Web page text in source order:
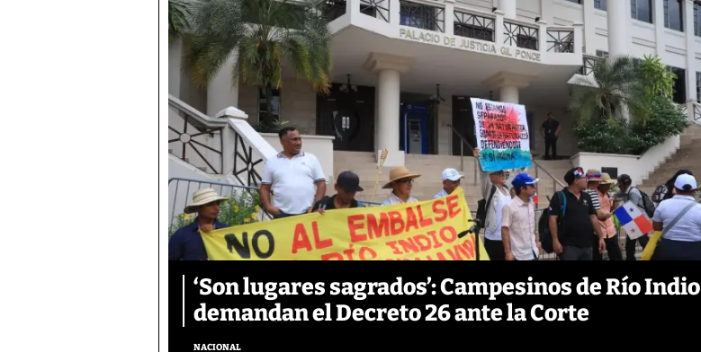
‘Son lugares sagrados’: Campesinos de Río Indio
demandan el Decreto 26 ante la Corte
NACIONAL